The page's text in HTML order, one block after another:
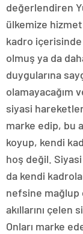
değerlendiren
ülkemize
kadro
olmuş ya da
duygularına
olamayacağım
siyasi
marke edip, bu
koyup, kendi
hoş değil.
da kendi
nefsine mağlup
akıllarını
Onları marke